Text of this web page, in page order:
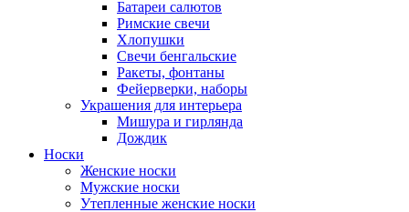
Батареи салютов
Римские свечи
Хлопушки
Свечи бенгальские
Ракеты, фонтаны
Фейерверки, наборы
Украшения для интерьера
Мишура и гирлянда
Дождик
Носки
Женские носки
Мужские носки
Утепленные женские носки